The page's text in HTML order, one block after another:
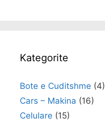
Kategorite
Bote e Cuditshme (4)
Cars – Makina (16)
Celulare (15)